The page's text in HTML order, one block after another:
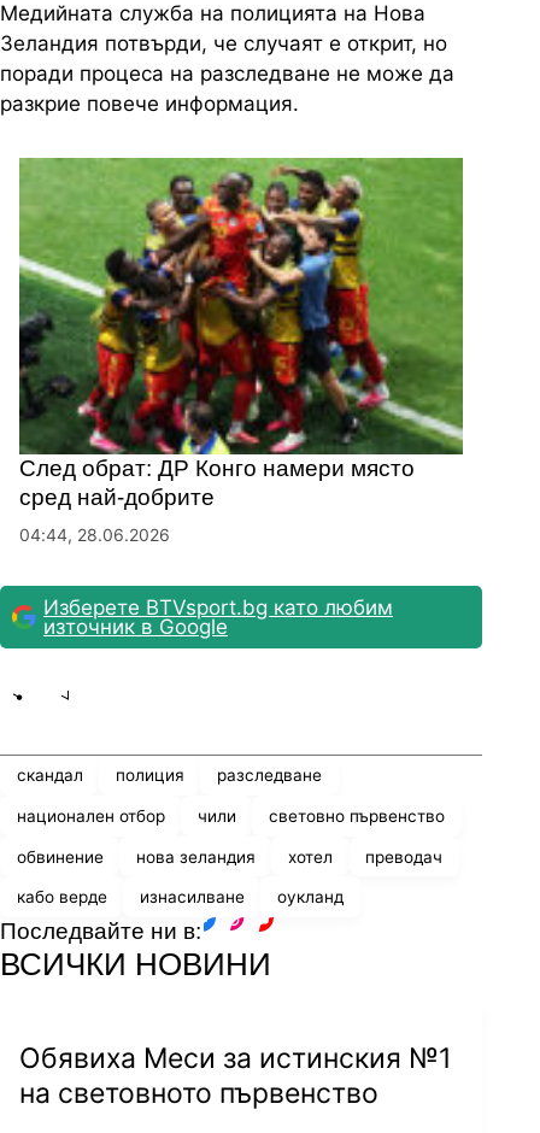
Медийната служба на полицията на Нова
Зеландия потвърди, че случаят е открит, но
поради процеса на разследване не може да
разкрие повече информация.
След обрат: ДР Конго намери място
сред най-добрите
04:44, 28.06.2026
Изберете BTVsport.bg като любим
източник в Google
скандал полиция разследване
национален отбор чили световно първенство
обвинение нова зеландия хотел преводач
кабо верде изнасилване оукланд
Последвайте ни в:
ВСИЧКИ НОВИНИ
Обявиха Меси за истинския №1
на световното първенство